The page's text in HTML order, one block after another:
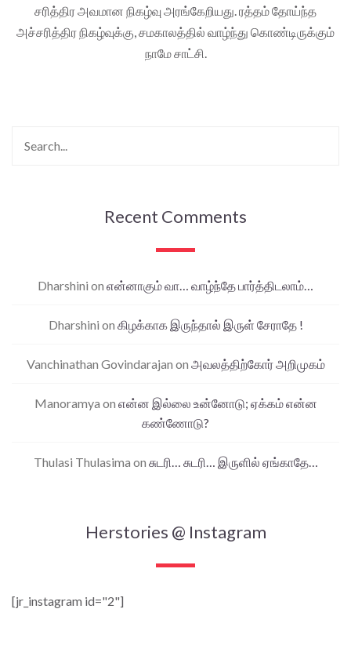
சரித்திர அவமான நிகழ்வு அரங்கேறியது. ரத்தம் தோய்ந்த
அச்சரித்திர நிகழ்வுக்கு, சமகாலத்தில் வாழ்ந்து கொண்டிருக்கும்
நாமே சாட்சி.
Recent Comments
Dharshini on என்னாகும் வா… வாழ்ந்தே பார்த்திடலாம்…
Dharshini on கிழக்காக இருந்தால் இருள் சேராதே !
Vanchinathan Govindarajan on அவலத்திற்கோர் அறிமுகம்
Manoramya on என்ன இல்லை உன்னோடு; ஏக்கம் என்ன
கண்ணோடு?
Thulasi Thulasima on சுடரி… சுடரி… இருளில் ஏங்காதே…
Herstories @ Instagram
[jr_instagram id="2"]